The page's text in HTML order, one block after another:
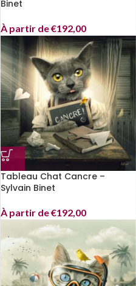
Binet
À partir de€192,00
Tableau Chat Cancre –
Sylvain Binet
À partir de€192,00